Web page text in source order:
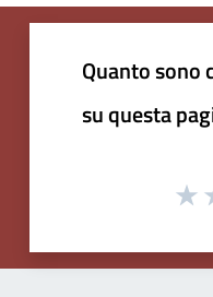
Quanto sono
su questa